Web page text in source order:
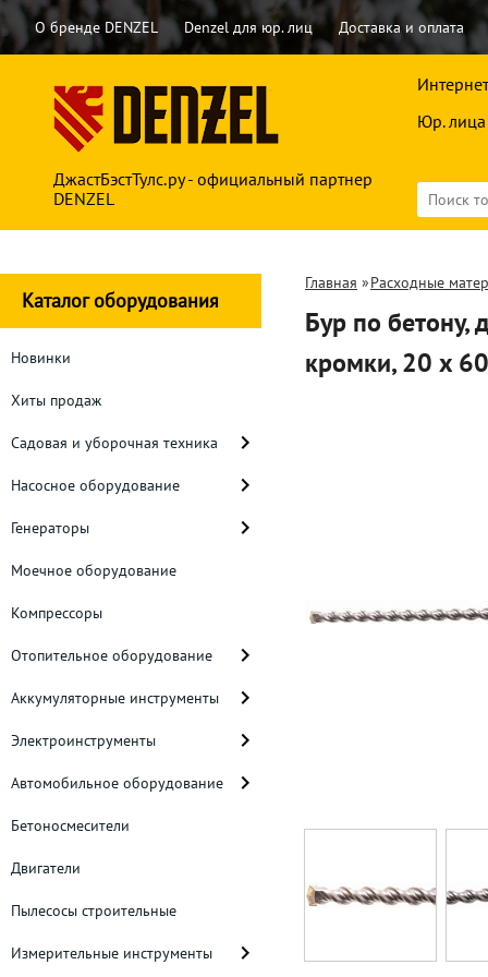
О бренде DENZEL Denzel для юр. лиц Доставка и оплата
ДжастБэстТулс.ру - официальный партнер
DENZEL
Юр. лица
Каталог оборудования
Новинки
Хиты продаж
Садовая и уборочная техника
Насосное оборудование
Генераторы
Моечное оборудование
Компрессоры
Отопительное оборудование
Аккумуляторные инструменты
Электроинструменты
Автомобильное оборудование
Бетоносмесители
Двигатели
Пылесосы строительные
Измерительные инструменты
Главная »Расходные
Бур по бетону,
кромки, 20 x